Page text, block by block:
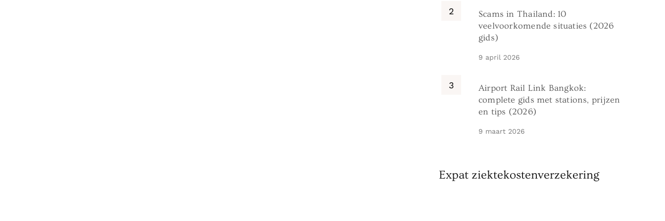
Scams in Thailand: 10
veelvoorkomende situaties (2026
gids)
9 april 2026
Airport Rail Link Bangkok:
complete gids met stations, prijzen
en tips (2026)
9 maart 2026
Expat ziektekostenverzekering